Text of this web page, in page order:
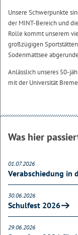
Unsere Schwerpunkte
der MINT-Bereich und
Rolle kommt unserem
großzügigen
Sodenmattsee
Anlässlich unseres 50-
mit der Universität
Was hier
01.07.2026
Verabschiedung in
30.06.2026
Schulfest 2026
29.06.2026